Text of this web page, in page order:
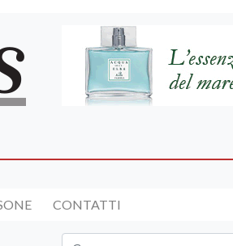
CONTATTI